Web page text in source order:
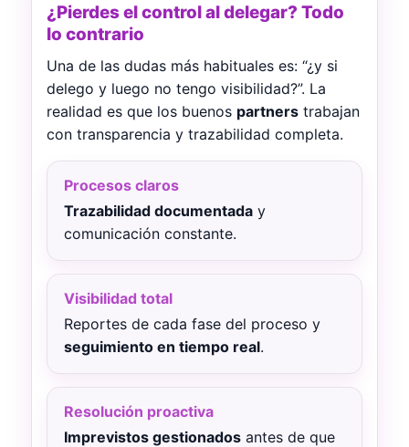
¿Pierdes el control al delegar? Todo
lo contrario
Una de las dudas más habituales es: “¿y si
delego y luego no tengo visibilidad?”. La
realidad es que los buenos partners trabajan
con transparencia y trazabilidad completa.
Procesos claros
Trazabilidad documentada y
comunicación constante.
Visibilidad total
Reportes de cada fase del proceso y
seguimiento en tiempo real.
Resolución proactiva
Imprevistos gestionados antes de que